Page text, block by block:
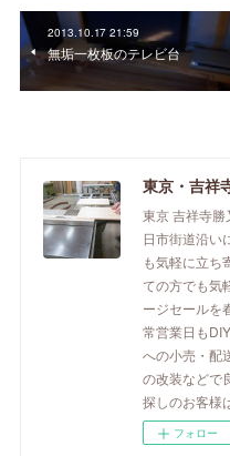
2013.10.17 21:59
無垢一枚板のテレビ台
東京 吉祥寺
日市街道沿い
も気軽に立ち
ての方でも気
ージセールを
常営業日も
への小売・配
の改装などで
探しのお客様
フォロー